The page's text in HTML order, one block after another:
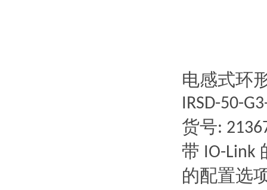
电感式环
IRSD-50-
货号:
带 IO-Link
的配置选